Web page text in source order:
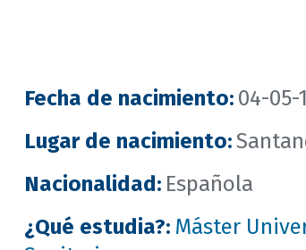
Fecha de nacimiento: 04-05-
Lugar de nacimiento:
Nacionalidad: Española
¿Qué estudia?: Máster